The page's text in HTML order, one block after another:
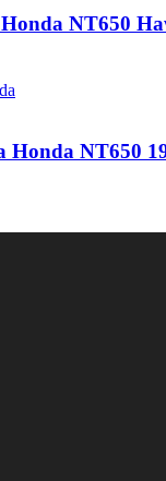
NT650
Honda NT650